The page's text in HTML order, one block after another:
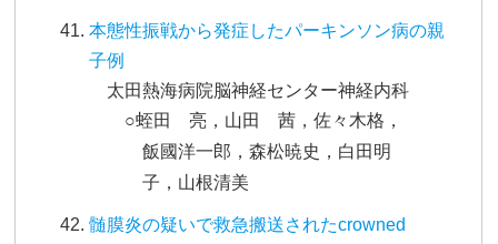
本態性振戦から発症したパーキンソン病の親
子例
太田熱海病院脳神経センター神経内科
○蛭田 亮，山田 茜，佐々木格，
飯國洋一郎，森松暁史，白田明
子，山根清美
髄膜炎の疑いで救急搬送されたcrowned